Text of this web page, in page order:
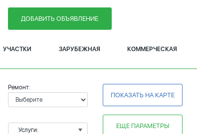
ДОБАВИТЬ ОБЪЯВЛЕНИЕ
УЧАСТКИ ЗАРУБЕЖНАЯ КОММЕРЧЕСКАЯ
Ремонт:
Услуги:
ПОКАЗАТЬ НА КАРТЕ
ЕЩЕ ПАРАМЕТРЫ